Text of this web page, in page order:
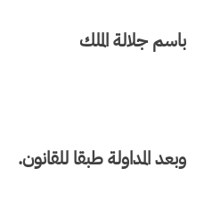
باسم جلالة الملك
وبعد المداولة طبقا للقانون.